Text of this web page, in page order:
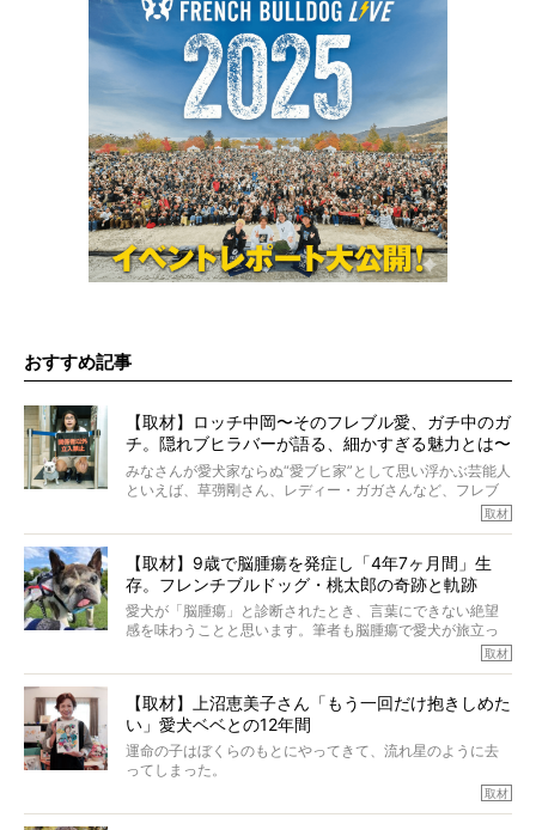
おすすめ記事
【取材】ロッチ中岡〜そのフレブル愛、ガチ中のガ
チ。隠れブヒラバーが語る、細かすぎる魅力とは〜
【前編】
みなさんが愛犬家ならぬ“愛ブヒ家”として思い浮かぶ芸能人
といえば、草彅剛さん、レディー・ガガさんなど、フレブ
ルを飼っている方が多いと思います。が、ロッチ中岡さん
んのインスタグラムを覗くと、たくさんのフレブルアカウ
ントがフォローされていて、わが『FRENCH BULLDOG
LIFE』モデルのnicoやトーラスも、その中の一頭。
そんな中岡さんに、フレブルの魅力を語っていただきまし
た。そのブヒ愛っぷりは、思ってた以上！ ガチ中のガチ
取材
【取材】9歳で脳腫瘍を発症し「4年7ヶ月間」生
存。フレンチブルドッグ・桃太郎の奇跡と軌跡
愛犬が「脳腫瘍」と診断されたとき、言葉にできない絶望
感を味わうことと思います。筆者も脳腫瘍で愛犬が旅立っ
たひとり。だからこそ、どれほど厄介で困難な病気かを理
ところが、フレンチブルドッグの桃太郎は9歳で脳腫瘍を発
症し、なんと4年7ヶ月間も生き抜いたのです。旅立ったと
きの年齢は13歳と11ヶ月、レジェンド級のレジェンドでし
た。さらには、治療後3年間は一度も発作が起きなかったと
いいます。
この事実はフレンチブルドッグだけでなく、脳腫瘍と闘う
取材
【取材】上沼恵美子さん「もう一回だけ抱きしめた
い」愛犬ベベとの12年間
運命の子はぼくらのもとにやってきて、流れ星のように去
ってしまった。
取材